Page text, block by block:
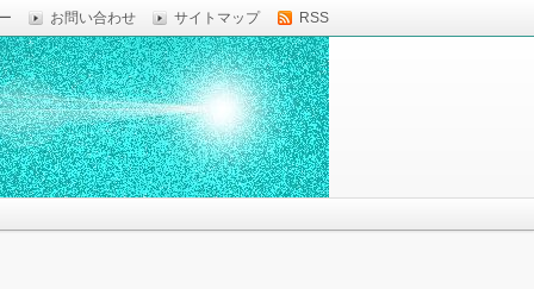
RSS
お問い合わせ サイトマップ